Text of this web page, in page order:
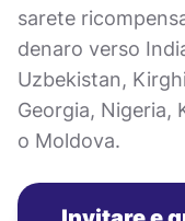
sarete
denaro verso
Uzbekistan,
Georgia, Nigeria,
o Moldova.